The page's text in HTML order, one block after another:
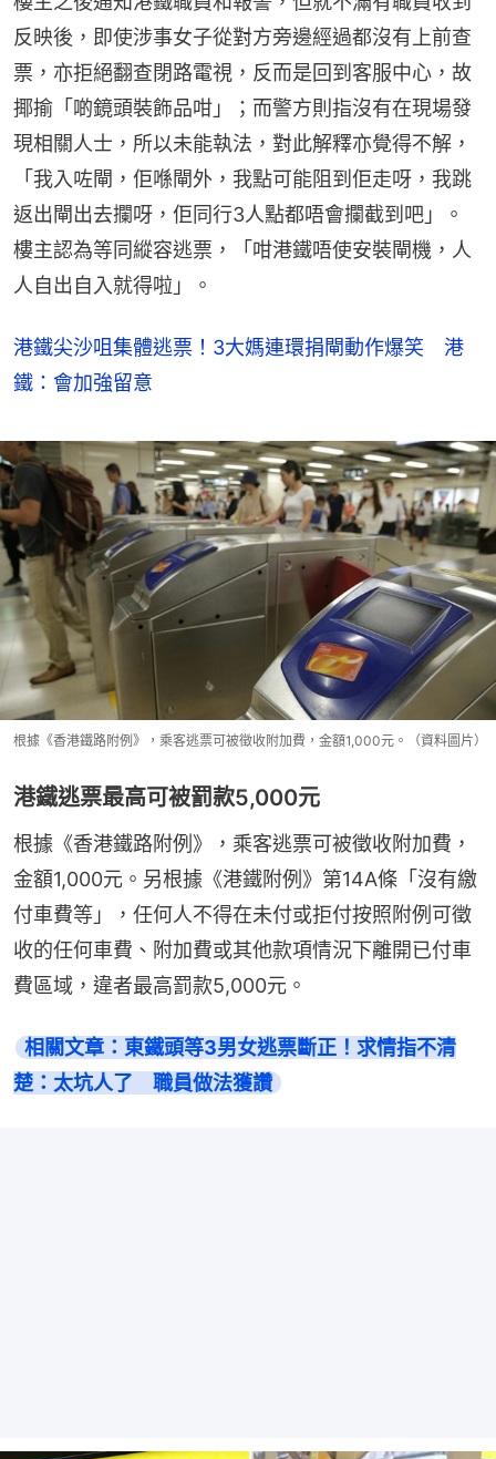
反映後，即使涉事女子從對方旁邊經過都沒有上前查
票，亦拒絕翻查閉路電視，反而是回到客服中心，故
揶揄「啲鏡頭裝飾品咁」；而警方則指沒有在現場發
現相關人士，所以未能執法，對此解釋亦覺得不解，
「我入咗閘，佢喺閘外，我點可能阻到佢走呀，我跳
返出閘出去攔呀，佢同行3人點都唔會攔截到吧」。
樓主認為等同縱容逃票，「咁港鐵唔使安裝閘機，人
人自出自入就得啦」。
港鐵尖沙咀集體逃票！3大媽連環捐閘動作爆笑 港
鐵：會加強留意
根據《香港鐵路附例》，乘客逃票可被徵收附加費，金額1,000元。（資料圖片）
港鐵逃票最高可被罰款5,000元
根據《香港鐵路附例》，乘客逃票可被徵收附加費，
金額1,000元。另根據《港鐵附例》第14A條「沒有繳
付車費等」，任何人不得在未付或拒付按照附例可徵
收的任何車費、附加費或其他款項情況下離開已付車
費區域，違者最高罰款5,000元。
相關文章：東鐵頭等3男女逃票斷正！求情指不清
楚：太坑人了　職員做法獲讚